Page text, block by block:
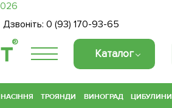
Дзвоніть: 0 (93) 170-93-65
®
Каталог
НАСІННЯ ТРОЯНДИ ВИНОГРАД ЦИБУЛИНИ